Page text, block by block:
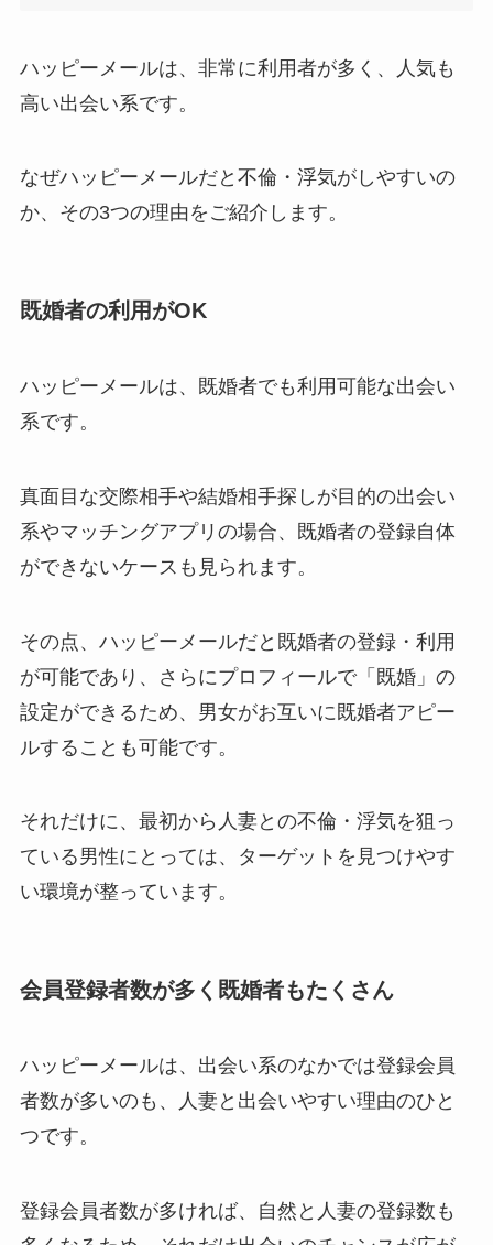
ハッピーメールは、非常に利用者が多く、人気も
高い出会い系です。
なぜハッピーメールだと不倫・浮気がしやすいの
か、その3つの理由をご紹介します。
既婚者の利用がOK
ハッピーメールは、既婚者でも利用可能な出会い
系です。
真面目な交際相手や結婚相手探しが目的の出会い
系やマッチングアプリの場合、既婚者の登録自体
ができないケースも見られます。
その点、 ハッピーメールだと既婚者の登録・利用
が可能であり、さらにプロフィールで「既婚」の
設定ができるため、男女がお互いに既婚者アピー
ルすることも可能です。
それだけに、最初から人妻との不倫・浮気を狙っ
ている男性にとっては、ターゲットを見つけやす
い環境が整っています。
会員登録者数が多く既婚者もたくさん
ハッピーメールは、出会い系のなかでは登録会員
者数が多いのも、人妻と出会いやすい理由のひと
つです。
登録会員者数が多ければ、自然と人妻の登録数も